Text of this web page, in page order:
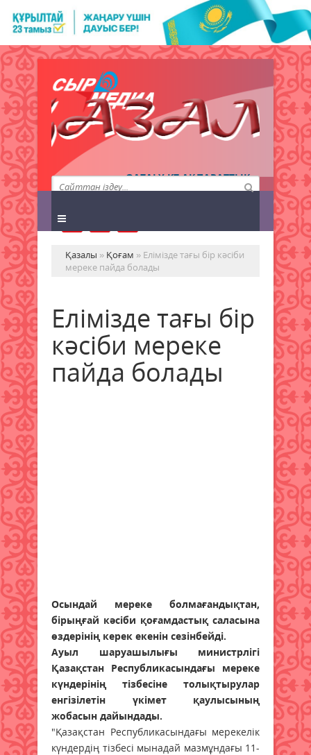
QAZALY.KZ АҚПАРАТТЫҚ
АГЕНТТІГІ
Қазалы » Қоғам » Елімізде тағы бір кәсіби
мереке пайда болады
Елімізде тағы бір
кәсіби мереке
пайда болады
Осындай мереке болмағандықтан,
бірыңғай кәсіби қоғамдастық саласына
өздерінің керек екенін сезінбейді.
Ауыл шаруашылығы министрлігі
Қазақстан Республикасындағы мереке
күндерінің тізбесіне толықтырулар
енгізілетін үкімет қаулысының
жобасын дайындады.
"Қазақстан Республикасындағы мерекелік
күндердің тізбесі мынадай мазмұндағы 11-